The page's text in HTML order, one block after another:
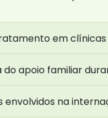
em
do apoio familiar
envolvidos na